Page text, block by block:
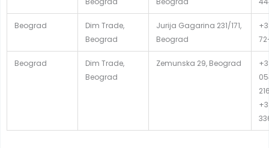
Beograd
Dim Trade,
Beograd
Jurija Gagarina 231/171,
Beograd
Beograd
Dim Trade,
Beograd
Zemunska 29, Beograd